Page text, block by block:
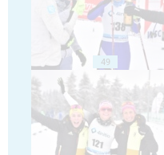
49